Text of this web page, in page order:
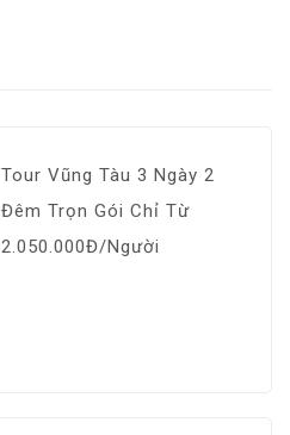
Tour Vũng Tàu 3 Ngày 2
Đêm Trọn Gói Chỉ Từ
2.050.000Đ/Người